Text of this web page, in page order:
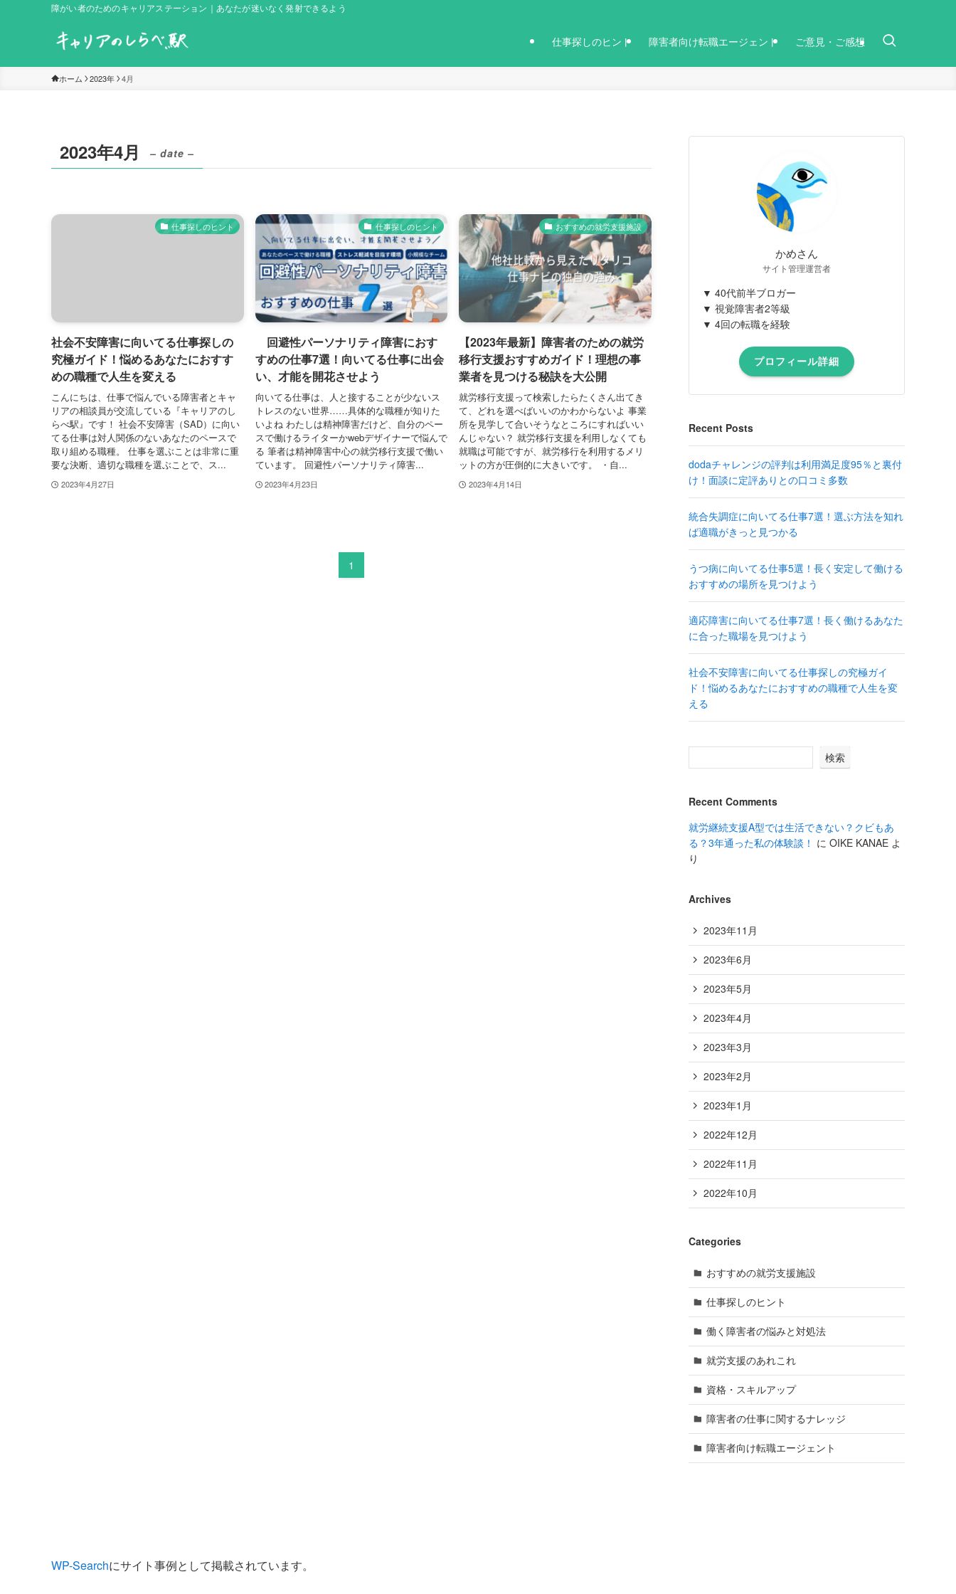
障がい者のためのキャリアステーション｜あなたが迷いなく発射できるよう
仕事探しのヒント 障害者向け転職エージェント ご意見・ご感想
ホーム 2023年 4月
2023年4月 – date –
仕事探しのヒント
社会不安障害に向いてる仕事探しの
究極ガイド！悩めるあなたにおすす
めの職種で人生を変える
こんにちは、仕事で悩んでいる障害者とキャ
リアの相談員が交流している『キャリアのし
らべ駅』です！ 社会不安障害（SAD）に向い
てる仕事は対人関係のないあなたのペースで
取り組める職種。 仕事を選ぶことは非常に重
要な決断、適切な職種を選ぶことで、ス...
2023年4月27日
仕事探しのヒント
回避性パーソナリティ障害におす
すめの仕事7選！向いてる仕事に出会
い、才能を開花させよう
向いてる仕事は、人と接することが少ないス
トレスのない世界……具体的な職種が知りた
いよね わたしは精神障害だけど、自分のペー
スで働けるライターかwebデザイナーで悩んで
る 筆者は精神障害中心の就労移行支援で働い
ています。 回避性パーソナリティ障害...
2023年4月23日
おすすめの就労支援施設
【2023年最新】障害者のための就労
移行支援おすすめガイド！理想の事
業者を見つける秘訣を大公開
就労移行支援って検索したらたくさん出てき
て、どれを選べばいいのかわからないよ 事業
所を見学して合いそうなところにすればいい
んじゃない？ 就労移行支援を利用しなくても
就職は可能ですが、就労移行を利用するメリ
ットの方が圧倒的に大きいです。 ・自...
2023年4月14日
1
かめさん
サイト管理運営者
▼ 40代前半ブロガー
▼ 視覚障害者2等級
▼ 4回の転職を経験
プロフィール詳細
Recent Posts
dodaチャレンジの評判は利用満足度95％と裏付
け！面談に定評ありとの口コミ多数
統合失調症に向いてる仕事7選！選ぶ方法を知れ
ば適職がきっと見つかる
うつ病に向いてる仕事5選！長く安定して働ける
おすすめの場所を見つけよう
適応障害に向いてる仕事7選！長く働けるあなた
に合った職場を見つけよう
社会不安障害に向いてる仕事探しの究極ガイ
ド！悩めるあなたにおすすめの職種で人生を変
える
検索
Recent Comments
就労継続支援A型では生活できない？クビもあ
る？3年通った私の体験談！ に OIKE KANAE よ
り
Archives
2023年11月
2023年6月
2023年5月
2023年4月
2023年3月
2023年2月
2023年1月
2022年12月
2022年11月
2022年10月
Categories
おすすめの就労支援施設
仕事探しのヒント
働く障害者の悩みと対処法
就労支援のあれこれ
資格・スキルアップ
障害者の仕事に関するナレッジ
障害者向け転職エージェント
WP-Searchにサイト事例として掲載されています。